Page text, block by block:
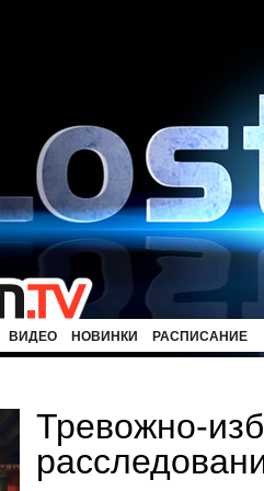
ВИДЕО НОВИНКИ РАСПИСАНИЕ
Тревожно-